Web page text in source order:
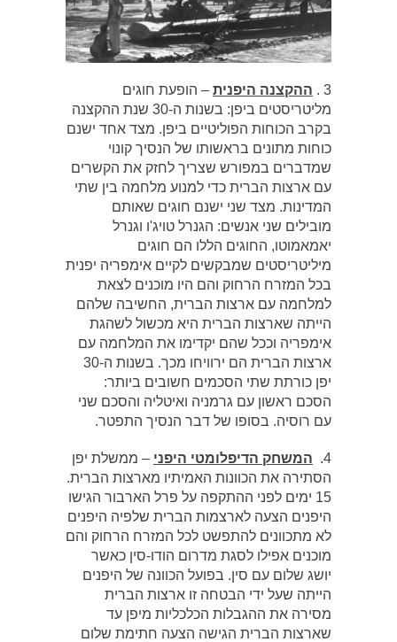
3 . ההקצנה היפנית – הופעת חוגים
מליטריסטים ביפן: בשנות ה-30 שנת ההקצנה
בקרב הכוחות הפוליטיים ביפן. מצד אחד ישנם
כוחות מתונים בראשותו של הנסיך קונוי
שמדברים במפורש שצריך לחזק את הקשרים
עם ארצות הברית כדי למנוע מלחמה בין שתי
המדינות. מצד שני ישנם חוגים שאותם
מובילים שני אנשים: הגנרל טויג'ו וגנרל
יאמאמוטו, החוגים הללו הם חוגים
מיליטריסטים שמבקשים לקיים אימפריה יפנית
בכל המזרח הרחוק והם היו מוכנים לצאת
למלחמה עם ארצות הברית, החשיבה שלהם
הייתה שארצות הברית היא מכשול לשהגת
אימפריה וככל שהם יקדימו את המלחמה עם
ארצות הברית הם ירוויחו מכך. בשנות ה-30
יפן כורתת שתי הסכמים חשובים ביותר:
הסכם ראשון עם גרמניה ואיטליה והסכם שני
עם רוסיה. בסופו של דבר הנסיך התפטר.
4. המשחק הדיפלומטי היפני – ממשלת יפן
הסתירה את הכוונות האמיתיו מארצות הברית.
15 ימים לפני ההתקפה על פרל הארבור הגישו
היפנים הצעה לארצמות הברית שלפיה היפנים
לא מתכוונים להתפשט לכל המזרח הרחוק והם
מוכנים אפילו לסגת מדרום הודו-סין כאשר
יושג שלום עם סין. בפועל הכוונה של היפנים
הייתה שעל ידי הבטחה זו ארצות הברית
מסירה את ההגבלות הכלכליות מיפן עד
שארצות הברית הגישה הצעה חתימת שלום